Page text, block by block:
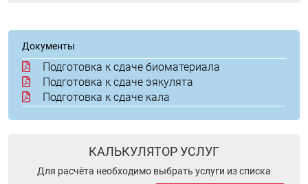
Документы
Подготовка к сдаче биоматериала
Подготовка к сдаче эякулята
Подготовка к сдаче кала
КАЛЬКУЛЯТОР УСЛУГ
Для расчёта необходимо выбрать услуги из списка